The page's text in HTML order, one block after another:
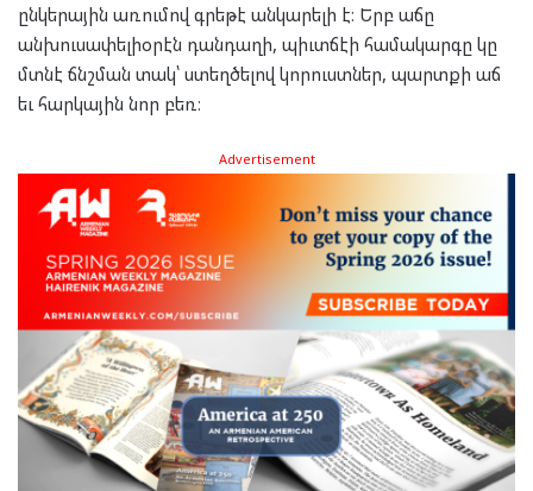
ընկերային առումով գրեթէ անկարելի է։ Երբ աճը
անխուսափելիօրէն դանդաղի, պիւտճէի համակարգը կը
մտնէ ճնշման տակ՝ ստեղծելով կորուստներ, պարտքի աճ
եւ հարկային նոր բեռ։
Advertisement